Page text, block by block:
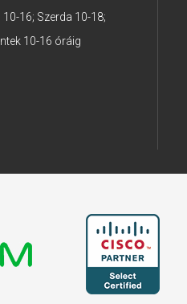
16; Szerda 10-18;
10-16 óráig